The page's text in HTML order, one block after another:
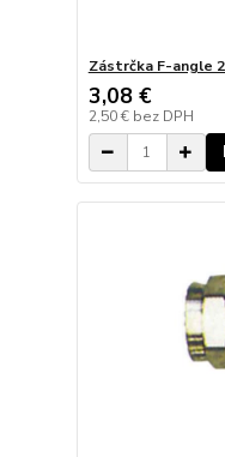
Zástrčka F-angle
3,08 €
2,50 € bez DPH